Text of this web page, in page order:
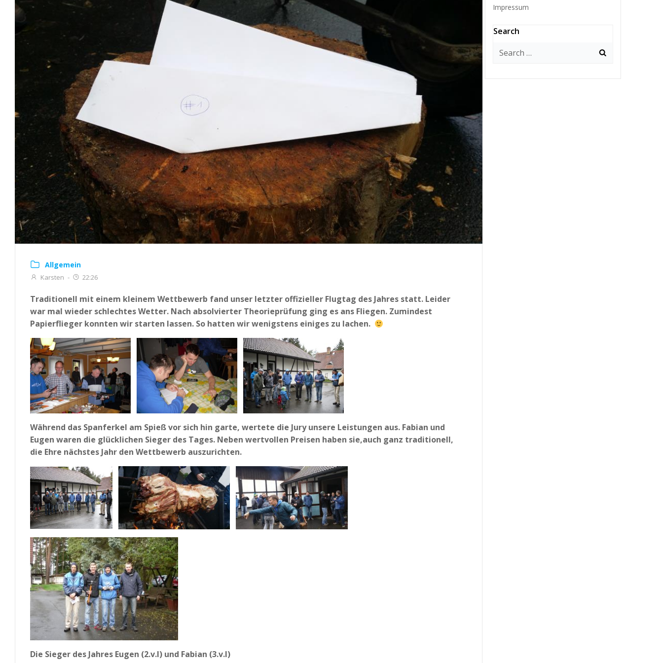
Allgemein
Karsten - 22:26
Traditionell mit einem kleinem Wettbewerb fand unser letzter offizieller Flugtag des Jahres statt. Leider
war mal wieder schlechtes Wetter. Nach absolvierter Theorieprüfung ging es ans Fliegen. Zumindest
Papierflieger konnten wir starten lassen. So hatten wir wenigstens einiges zu lachen.
Während das Spanferkel am Spieß vor sich hin garte, wertete die Jury unsere Leistungen aus. Fabian und
Eugen waren die glücklichen Sieger des Tages. Neben wertvollen Preisen haben sie,auch ganz traditionell,
die Ehre nächstes Jahr den Wettbewerb auszurichten.
Die Sieger des Jahres Eugen (2.v.l) und Fabian (3.v.l)
Impressum
Search
Search